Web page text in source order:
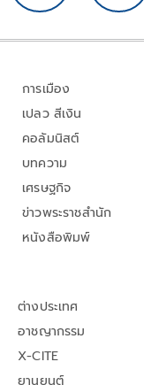
การเมือง
เปลว สีเงิน
คอลัมนิสต์
บทความ
เศรษฐกิจ
ข่าวพระราชสำนัก
หนังสือพิมพ์
ต่างประเทศ
อาชญากรรม
X-CITE
ยานยนต์